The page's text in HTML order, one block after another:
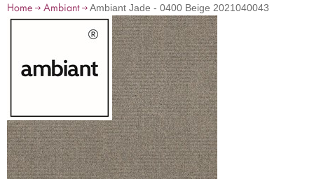
Home Ambiant Ambiant Jade - 0400 Beige 2021040043